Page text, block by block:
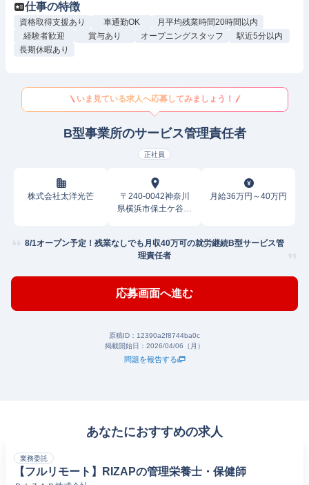
仕事の特徴
資格取得支援あり 車通勤OK
月平均残業時間20時間以内
経験者歓迎
賞与あり オープニングスタッフ
駅近5分以内
長期休暇あり
いま見ている求人へ応募してみましょう！
B型事業所のサービス管理責任者
正社員
株式会社太洋光芒
〒240-0042神奈川
県横浜市保土ケ谷区
月給36万円～40万円
8/1オープン予定！残業なしでも月収40万可の就労継続B型サービス管
理責任者
応募画面へ進む
原稿ID： 12390a2f8744ba0c
掲載開始日： 2026/04/06（月）
問題を報告する
あなたにおすすめの求人
業務委託
【フルリモート】RIZAPの管理栄養士・保健師